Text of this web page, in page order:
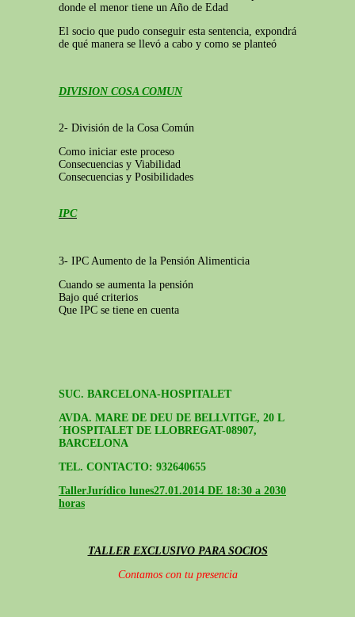
donde el menor tiene un Año de Edad
El socio que pudo conseguir esta sentencia, expondrá
de qué manera se llevó a cabo y como se planteó
DIVISION COSA COMUN
2- División de la Cosa Común
Como iniciar este proceso
Consecuencias y Viabilidad
Consecuencias y Posibilidades
IPC
3- IPC Aumento de la Pensión Alimenticia
Cuando se aumenta la pensión
Bajo qué criterios
Que IPC se tiene en cuenta
SUC. BARCELONA-HOSPITALET
AVDA. MARE DE DEU DE BELLVITGE, 20 L
´HOSPITALET DE LLOBREGAT-08907,
BARCELONA
TEL. CONTACTO: 932640655
TallerJurídico lunes27.01.2014 DE 18:30 a 2030
horas
TALLER EXCLUSIVO PARA SOCIOS
Contamos con tu presencia